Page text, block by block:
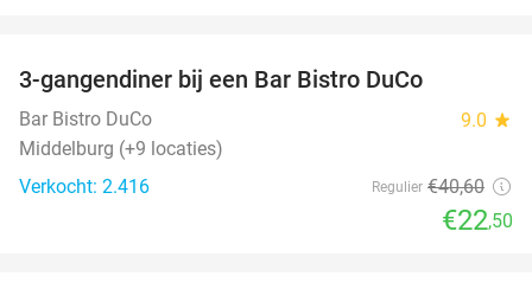
3-gangendiner bij een Bar Bistro DuCo
Bar Bistro DuCo 9.0 star
Middelburg (+9 locaties)
Verkocht: 2.416
Regulier €40,60
€22,50